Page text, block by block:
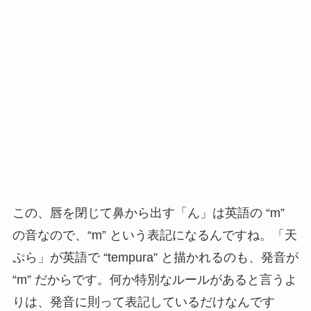
この、唇を閉じて鼻から出す「ん」は英語の “m”
の音なので、“m” という表記になるんですね。「天
ぷら」が英語で “tempura” と描かれるのも、発音が
“m” だからです。何か特別なルールがあると言うよ
りは、発音に則って表記しているだけなんです